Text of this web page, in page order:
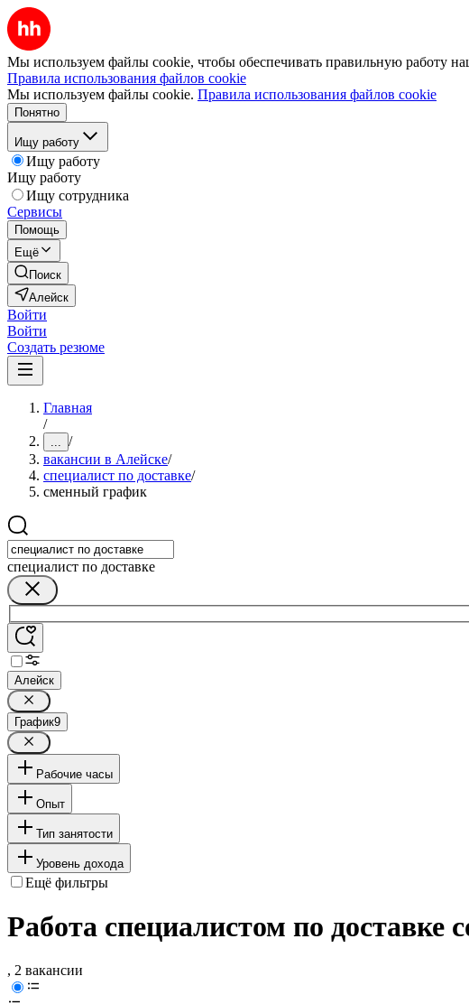
Мы используем файлы cookie, чтобы обеспечивать правильную работу
Правила использования файлов cookie
Мы используем файлы cookie. Правила использования файлов cookie
Понятно
Ищу работу
Ищу работу
Ищу работу
Ищу сотрудника
Сервисы
Помощь
Ещё
Поиск
Алейск
Войти
Войти
Создать резюме
Главная
/
... /
вакансии в Алейске/
специалист по доставке/
сменный график
специалист по доставке
Алейск
График9
Рабочие часы
Опыт
Тип занятости
Уровень дохода
Ещё фильтры
Работа специалистом по
, 2 вакансии